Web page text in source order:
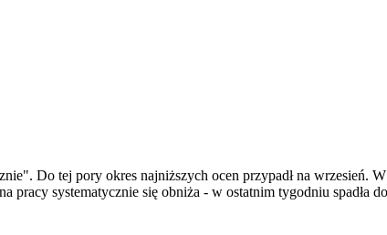
Do tej pory okres najniższych ocen przypadł na wrzesień.
systematycznie się obniża - w ostatnim tygodniu spadła